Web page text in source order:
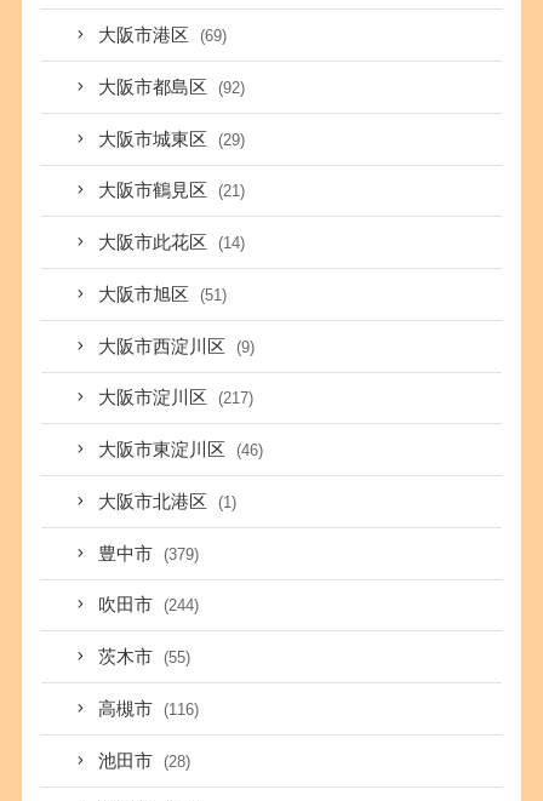
大阪市港区 (69)
大阪市都島区 (92)
大阪市城東区 (29)
大阪市鶴見区 (21)
大阪市此花区 (14)
大阪市旭区 (51)
大阪市西淀川区 (9)
大阪市淀川区 (217)
大阪市東淀川区 (46)
大阪市北港区 (1)
豊中市 (379)
吹田市 (244)
茨木市 (55)
高槻市 (116)
池田市 (28)